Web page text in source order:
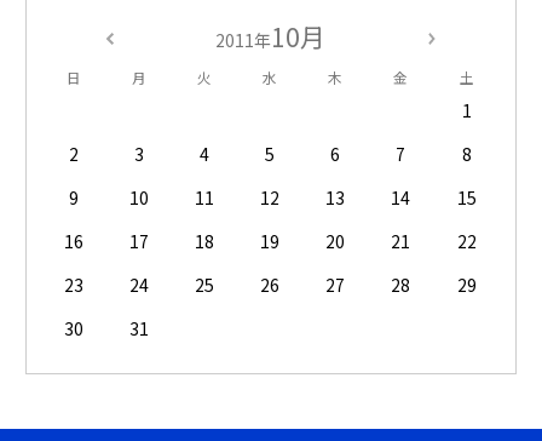
2011年10月
日 月 火 水 木 金 土
1
2
3 4 5 6 7
8
9
10 11 12 13 14
15
16
17 18 19 20 21
22
23
24 25 26 27 28
29
30
31